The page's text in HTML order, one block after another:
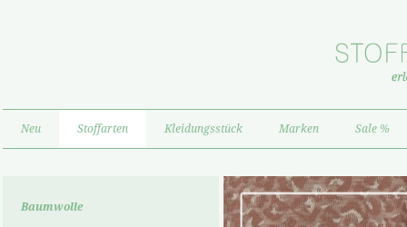
Neu Stoffarten Kleidungsstück Marken Sale %
Baumwolle